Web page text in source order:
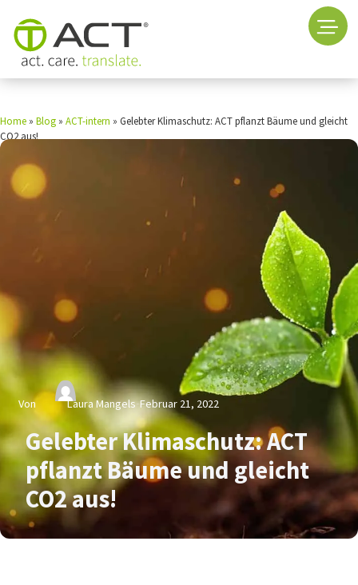
Home » Blog » ACT-intern » Gelebter Klimaschutz: ACT pflanzt Bäume und gleicht
CO2 aus!
VonLaura Mangels Februar 21, 2022
Gelebter Klimaschutz: ACT
pflanzt Bäume und gleicht
CO2 aus!